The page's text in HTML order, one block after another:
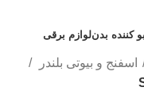
کننده بدنلوازم برقی
اسفنج و بیوتی بلندر